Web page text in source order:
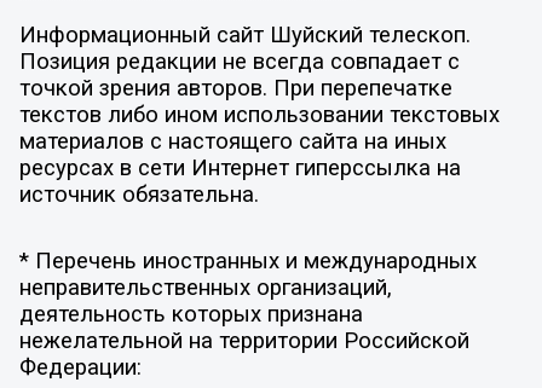
Информационный сайт Шуйский телескоп.
Позиция редакции не всегда совпадает с
точкой зрения авторов. При перепечатке
текстов либо ином использовании текстовых
материалов с настоящего сайта на иных
ресурсах в сети Интернет гиперссылка на
источник обязательна.
* Перечень иностранных и международных
неправительственных организаций,
деятельность которых признана
нежелательной на территории Российской
Федерации: